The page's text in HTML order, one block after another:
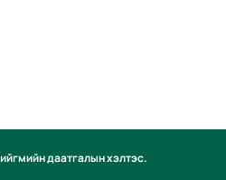
даатгалын хэлтэс.